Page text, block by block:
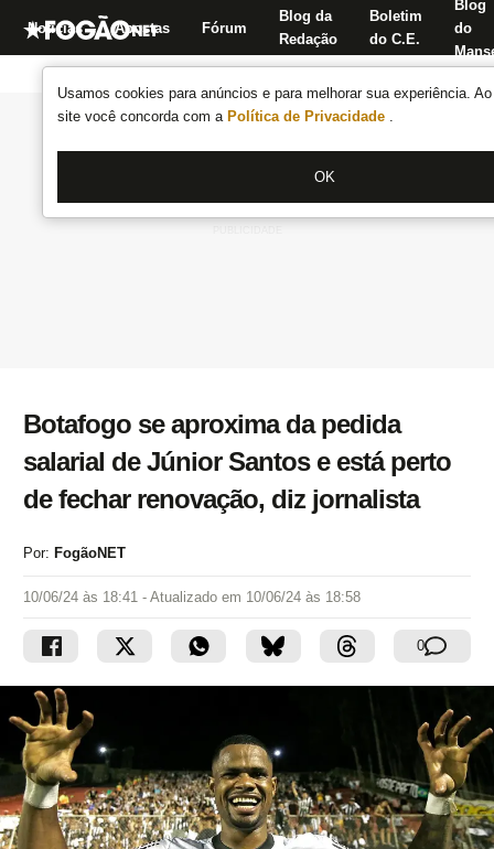
Usamos cookies para anúncios e para melhorar sua experiência.
site você concorda com a Política de Privacidade .
OK
Notícias Apostas Fórum
Blog da
Redação
Boletim
do C.E.
Blog
do
Botafogo se aproxima da pedida
salarial de Júnior Santos e está perto
de fechar renovação, diz jornalista
Por: FogãoNET
10/06/24 às 18:41 - Atualizado em 10/06/24 às 18:58
0